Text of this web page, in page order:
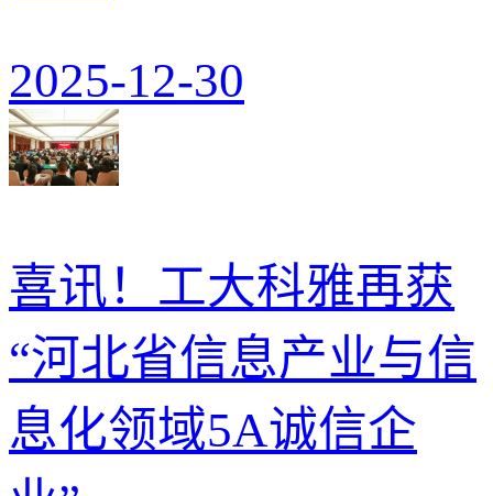
2025-12-30
喜讯！工大科雅再获
“河北省信息产业与信
息化领域5A诚信企